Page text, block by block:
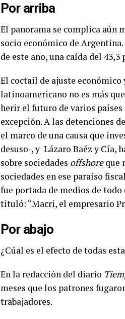
Por arriba
El panorama se complica aún
socio económico de
de este año, una caída del
El coctail de ajuste
latinoamericano no es más
herir el futuro de varios
excepción. A las detenciones
el marco de una causa que
desuso-, y Lázaro Baéz y Cía,
sobre sociedades offshoreque
sociedades en ese paraíso
fue portada de medios de todo
tituló: “Macri, el empresario
Por abajo
¿Cúal es el efecto de todas
En la redacción del diario
meses que los patrones
trabajadores.